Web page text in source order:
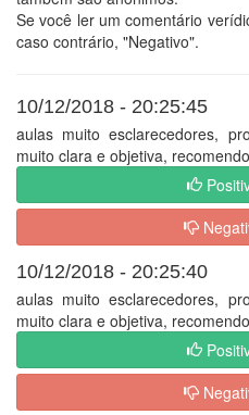
Se você ler um comentário
caso contrário, "Negativo".
10/12/2018 - 20:25:45
aulas muito esclarecedores,
muito clara e objetiva,
10/12/2018 - 20:25:40
aulas muito esclarecedores,
muito clara e objetiva,